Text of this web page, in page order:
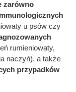
zarówno
u psów czy
rumieniowaty,
naczyń), a także
przypadków